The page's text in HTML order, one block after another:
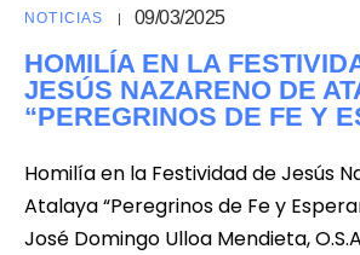
NOTICIAS 09/03/2025
HOMILÍA EN LA
JESÚS NAZARENO DE
“PEREGRINOS DE FE Y
Homilía en la Festividad de Jesús
Atalaya “Peregrinos de Fe y
José Domingo Ulloa Mendieta,